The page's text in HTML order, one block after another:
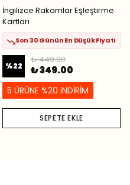
İngilizce Rakamlar Eşleştirme
Kartları
Son 30 Günün En Düşük Fiyatı
%22
₺ 449.00
₺ 349.00
5 ÜRÜNE %20 iNDİRİM
SEPETE EKLE